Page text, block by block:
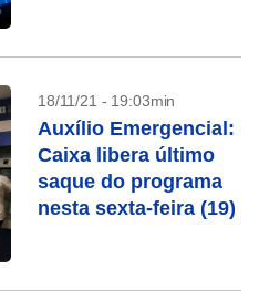
18/11/21 - 19:03min
Auxílio Emergencial:
Caixa libera último
saque do programa
nesta sexta-feira (19)